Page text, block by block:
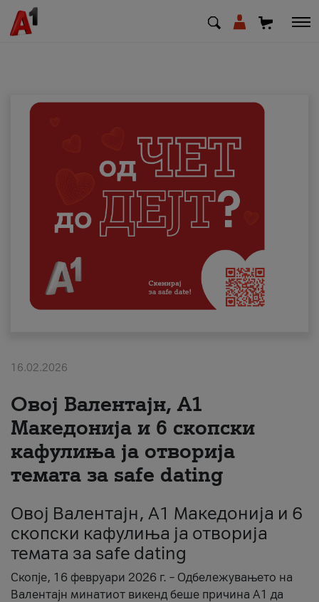
Деловни
Поддршка
Надополни кредит
Плати сметка
#ПодобарОнлајн
16.02.2026
Овој Валентајн, A1
Македонија и 6 скопски
кафулиња ја отворија
темата за safe dating
Овој Валентајн, A1 Македонија и 6
скопски кафулиња ја отворија
темата за safe dating
Скопје, 16 февруари 2026 г. – Одбележувањето на
Валентајн минатиот викенд беше причина А1 да